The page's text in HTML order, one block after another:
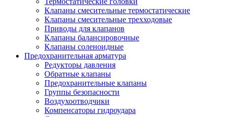
Клапаны смесительные термостатические
Клапаны смесительные трехходовые
Приводы для клапанов
Клапаны балансировочные
Клапаны соленоидные
Предохранительная арматура
Редукторы давления
Обратные клапаны
Предохранительные клапаны
Группы безопасности
Воздухоотводчики
Компенсаторы гидроудара